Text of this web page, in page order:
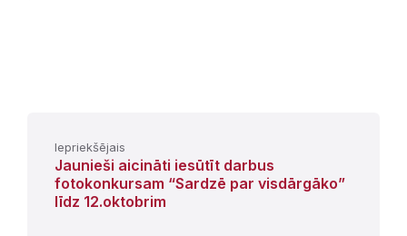
Iepriekšējais
Jaunieši aicināti iesūtīt darbus
fotokonkursam “Sardzē par visdārgāko”
līdz 12.oktobrim